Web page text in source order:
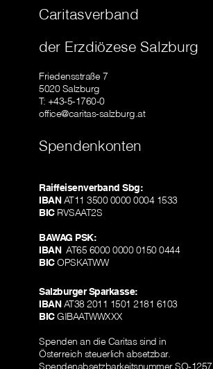
Caritasverband
der Erzdiözese Salzburg
Friedensstraße 7
5020 Salzburg
T: +43-5-1760-0
office@caritas-salzburg.at
Spendenkonten
Raiffeisenverband Sbg:
IBANAT11 3500 0000 0004 1533
BICRVSAAT2S
BAWAG PSK:
IBANAT65 6000 0000 0150 0444
BICOPSKATWW
Salzburger Sparkasse:
IBANAT38 2011 1501 2181 6103
BICGIBAATWWXXX
Spenden an die Caritas sind in
Österreich steuerlich absetzbar.
Spendenabsetzbarkeitsnummer SO-1257